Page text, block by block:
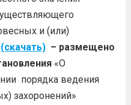
и (или)
(скачать)– размещено
«О
порядка ведения
захоронений»